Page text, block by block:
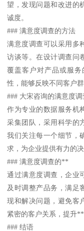
望，发现问题和改进的
诚度。
### 满意度调查的方法
满意度调查可以采用多
访谈等。在设计调查问
覆盖客户对产品或服
性，能够反映不同客户
### 大宋咨询的满意度调
作为专业的数据服务机
采集团队，采用科学的
我们关注每一个细节，
求，为企业提供有力的决
### 满意度调查的**
通过满意度调查，企业
及时调整产品务，满足
现和解决问题，避免客
紧密的客户关系，提升
### 结语